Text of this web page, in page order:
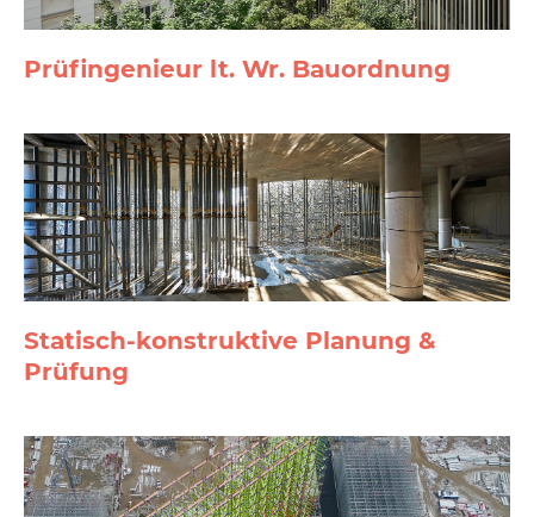
Prüfingenieur lt. Wr. Bauordnung
Statisch-konstruktive Planung &
Prüfung